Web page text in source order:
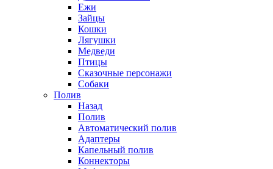
Ежи
Зайцы
Кошки
Лягушки
Медведи
Птицы
Сказочные персонажи
Собаки
Полив
Назад
Полив
Автоматический полив
Адаптеры
Капельный полив
Коннекторы